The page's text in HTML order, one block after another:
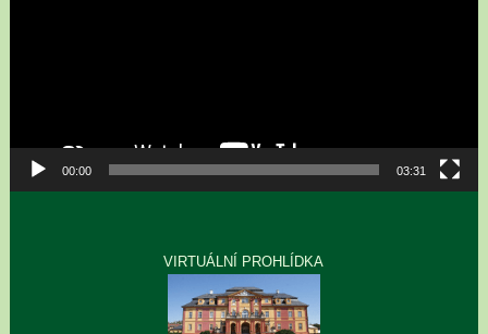
00:00 03:31
VIRTUÁLNÍ PROHLÍDKA